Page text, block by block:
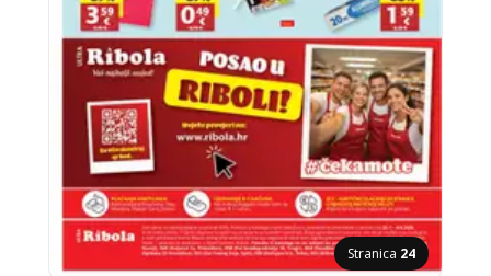
Stranica 24